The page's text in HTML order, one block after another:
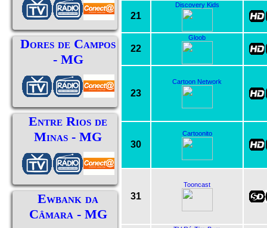
Dores de Campos
- MG
Entre Rios de
Minas - MG
Ewbank da
Câmara - MG
21
Discovery Kids
22
Gloob
23
Cartoon Network
30
Cartoonito
31
Tooncast